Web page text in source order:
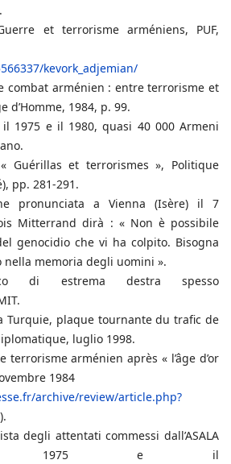
et terrorisme arméniens, PUF,
kevork_adjemian/
combat arménien : entre terrorisme et
d’Homme, 1984, p. 99.
1975 e il 1980, quasi 40 000 Armeni
Guérillas et terrorismes », Politique
pp. 281-291.
pronunciata a Vienna (Isère) il 7
Mitterrand dirà : « Non è possibile
genocidio che vi ha colpito. Bisogna
nella memoria degli uomini ».
di estrema destra spesso
Turquie, plaque tournante du trafic de
luglio 1998.
terrorisme arménien après « l’âge d’or
1984
archive/review/article.php?
).
degli attentati commessi dall’ASALA
e il